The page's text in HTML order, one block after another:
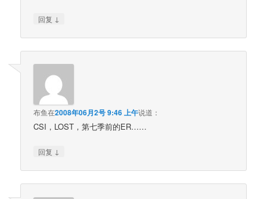
回复 ↓
布鱼在2008年06月2号 9:46 上午说道：
CSI，LOST，第七季前的ER……
回复 ↓